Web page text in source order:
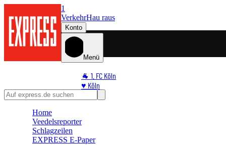
1
VerkehrHau raus
Konto
Menü
🐐 1. FC Köln
♥️ Köln
🛒 Shoppingwelt
Home
Veedelsreporter
Schlagzeilen
EXPRESS E-Paper